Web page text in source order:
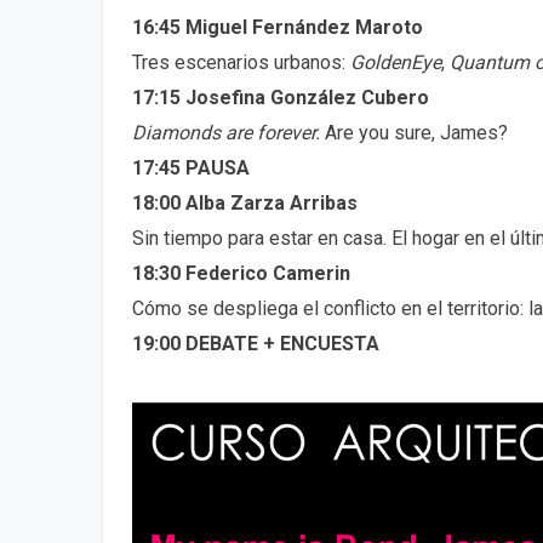
16:45 Miguel Fernández Maroto
Tres escenarios urbanos: GoldenEye, Quantum
17:15 Josefina González Cubero
Diamonds are forever. Are you sure, James?
17:45 PAUSA
18:00 Alba Zarza Arribas
Sin tiempo para estar en casa. El hogar en el
18:30 Federico Camerin
Cómo se despliega el conflicto en el territorio:
19:00 DEBATE + ENCUESTA